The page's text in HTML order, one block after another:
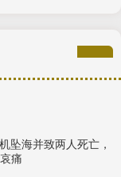
坠海并致两人死亡，
痛